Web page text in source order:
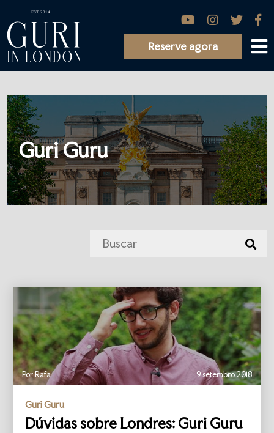
Reserve agora
Guri Guru
Por Rafa 9 setembro 2018
Guri Guru
Dúvidas sobre Londres: Guri Guru